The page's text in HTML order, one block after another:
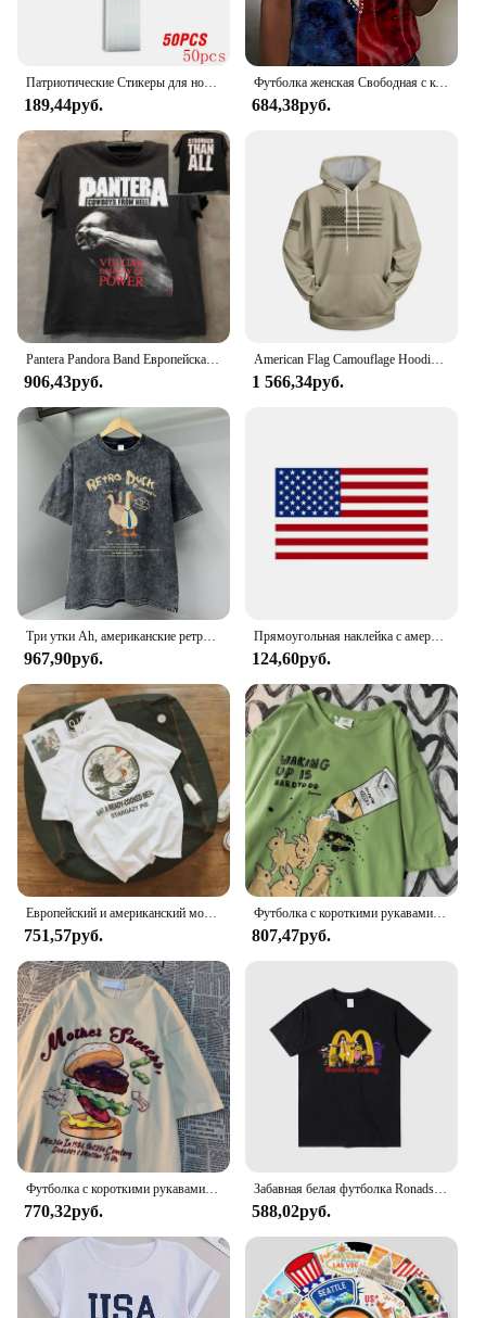
189,44руб.
Футболка женская Свободная с коротким рукавом и V-образным вырезом
684,38руб.
906,43руб.
American Flag Camouflage Hoodie Men Clothing 3D USA Patriotic Printed New in Hoodies Women Harajuku Fashion y2k Pocket Pullover
1 566,34руб.
967,90руб.
Прямоугольная наклейка с американским флагом Соединенных Штатов, наклейка на бампер, водонепроницаемая виниловая наклейка, автомобильные аксессуары
124,60руб.
751,57руб.
Футболка с короткими рукавами и принтом кролика в американском стиле ретро для мужчин и женщин в стиле Харадзюку, универсальная футболка из чистого хлопка с круглым вырезом
807,47руб.
Футболка с короткими рукавами и принтом в американском стиле ретро для мужчин и женщин, уличная свободная универсальная забавная футболка с короткими рукавами
770,32руб.
Забавная белая футболка Ronads Gang в американском ретро-стиле, свободная летняя футболка унисекс с коротким рукавом, Модный милый топ с круглым вырезом
588,02руб.